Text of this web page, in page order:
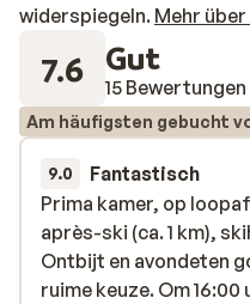
widerspiegeln. Mehr
7.6 Gut
15 Bewertungen
Am häufigsten gebucht
9.0 Fantastisch
Prima kamer, op
après-ski (ca. 1 km),
Ontbijt en avondeten
ruime keuze. Om
Prima kamer, op
après-ski (ca. 1 km),
Ontbijt en avondeten
ruime keuze. Om